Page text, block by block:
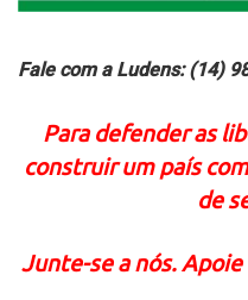
Fale com a Ludens: (14)
Para defender as
construir um país
de
Junte-se a nós.